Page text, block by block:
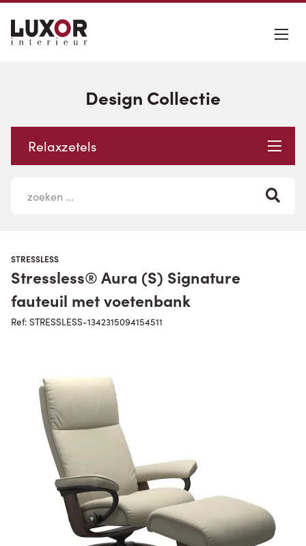
Design Collectie
Relaxzetels
STRESSLESS
Stressless® Aura (S) Signature
fauteuil met voetenbank
Ref: STRESSLESS-1342315094154511